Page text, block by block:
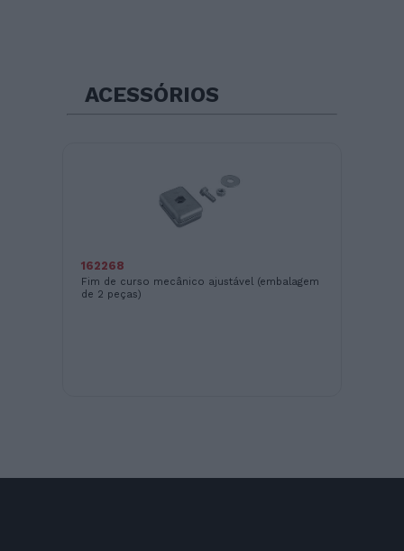
ACESSÓRIOS
162268
Fim de curso mecânico ajustável (embalagem
de 2 peças)